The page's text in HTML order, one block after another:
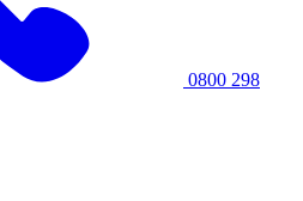
0800 298